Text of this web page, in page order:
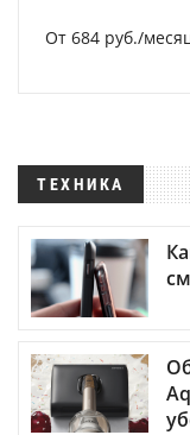
От 684 руб./
ТЕХНИКА